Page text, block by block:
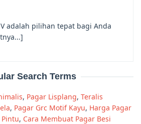
V adalah pilihan tepat bagi Anda
Search Terms
, Pagar Lisplang, Teralis
, Pagar Grc Motif Kayu, Harga Pagar
, Cara Membuat Pagar Besi